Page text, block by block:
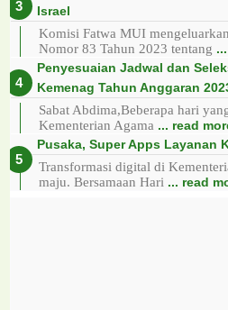
Israel
Komisi Fatwa MUI
Nomor 83 Tahun 2023 tentang
Penyesuaian Jadwal dan
Kemenag Tahun Anggaran
Sabat Abdima,Beberapa hari
Kementerian Agama ... read
Pusaka, Super Apps Layanan
Transformasi digital di
maju. Bersamaan Hari ... read